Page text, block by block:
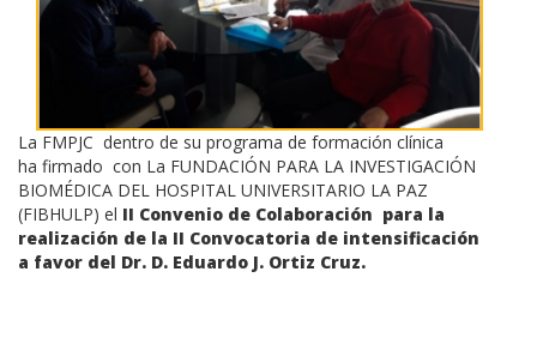
La FMPJC dentro de su programa de formación clínica
ha firmado con La FUNDACIÓN PARA LA INVESTIGACIÓN
BIOMÉDICA DEL HOSPITAL UNIVERSITARIO LA PAZ
(FIBHULP) el II Convenio de Colaboración para la
realización de la II Convocatoria de intensificación
a favor del Dr. D. Eduardo J. Ortiz Cruz.